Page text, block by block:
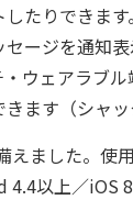
たりできま
ージを通知
ウェアラブ
ます（シャッ
えました。使
4.4以上／iOS